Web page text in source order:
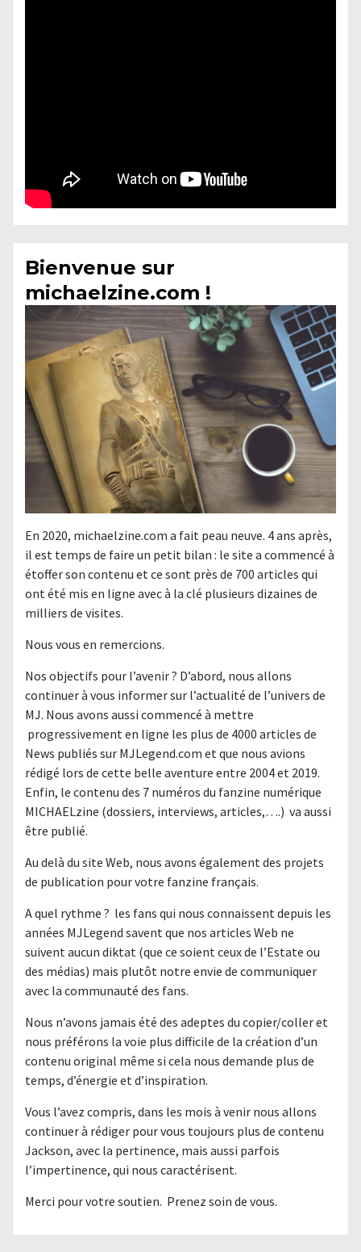
Bienvenue sur
michaelzine.com !
En 2020, michaelzine.com a fait peau neuve. 4 ans après,
il est temps de faire un petit bilan : le site a commencé à
étoffer son contenu et ce sont près de 700 articles qui
ont été mis en ligne avec à la clé plusieurs dizaines de
milliers de visites.
Nous vous en remercions.
Nos objectifs pour l’avenir ? D’abord, nous allons
continuer à vous informer sur l’actualité de l’univers de
MJ. Nous avons aussi commencé à mettre
progressivement en ligne les plus de 4000 articles de
News publiés sur MJLegend.com et que nous avions
rédigé lors de cette belle aventure entre 2004 et 2019.
Enfin, le contenu des 7 numéros du fanzine numérique
MICHAELzine (dossiers, interviews, articles,….) va aussi
être publié.
Au delà du site Web, nous avons également des projets
de publication pour votre fanzine français.
A quel rythme ? les fans qui nous connaissent depuis les
années MJLegend savent que nos articles Web ne
suivent aucun diktat (que ce soient ceux de l’Estate ou
des médias) mais plutôt notre envie de communiquer
avec la communauté des fans.
Nous n’avons jamais été des adeptes du copier/coller et
nous préférons la voie plus difficile de la création d’un
contenu original même si cela nous demande plus de
temps, d’énergie et d’inspiration.
Vous l’avez compris, dans les mois à venir nous allons
continuer à rédiger pour vous toujours plus de contenu
Jackson, avec la pertinence, mais aussi parfois
l’impertinence, qui nous caractérisent.
Merci pour votre soutien. Prenez soin de vous.